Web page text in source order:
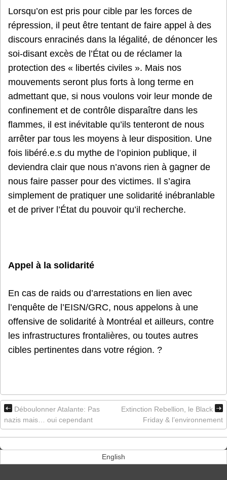
Lorsqu’on est pris pour cible par les forces de
répression, il peut être tentant de faire appel à des
discours enracinés dans la légalité, de dénoncer les
soi-disant excès de l’État ou de réclamer la
protection des « libertés civiles ». Mais nos
mouvements seront plus forts à long terme en
admettant que, si nous voulons voir leur monde de
confinement et de contrôle disparaître dans les
flammes, il est inévitable qu’ils tenteront de nous
arrêter par tous les moyens à leur disposition. Une
fois libéré.e.s du mythe de l’opinion publique, il
deviendra clair que nous n’avons rien à gagner de
nous faire passer pour des victimes. Il s’agira
simplement de pratiquer une solidarité inébranlable
et de priver l’État du pouvoir qu’il recherche.
Appel à la solidarité
En cas de raids ou d’arrestations en lien avec
l’enquête de l’EISN/GRC, nous appelons à une
offensive de solidarité à Montréal et ailleurs, contre
les infrastructures frontalières, ou toutes autres
cibles pertinentes dans votre région. ?
Déboulonner Atalante: Pas
nazis mais… oui cependant
Extinction Rebellion, le Black
Friday & l’environnement
English